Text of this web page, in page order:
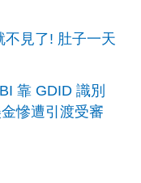
不見了! 肚子一天
靠 GDID 識別
慘遭引渡受審